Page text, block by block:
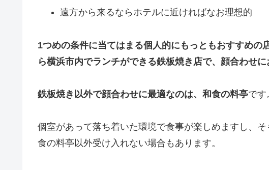
遠方から来るならホテルに近ければなお理想的
1つめの条件に当てはまる個人的にもっともおすすめの
ら横浜市内でランチができる鉄板焼き店で、顔合わせに
鉄板焼き以外で顔合わせに最適なのは、和食の料亭です
個室があって落ち着いた環境で食事が楽しめますし、
食の料亭以外受け入れない場合もあります。